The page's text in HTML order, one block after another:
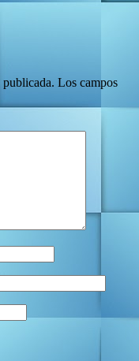
Los campos